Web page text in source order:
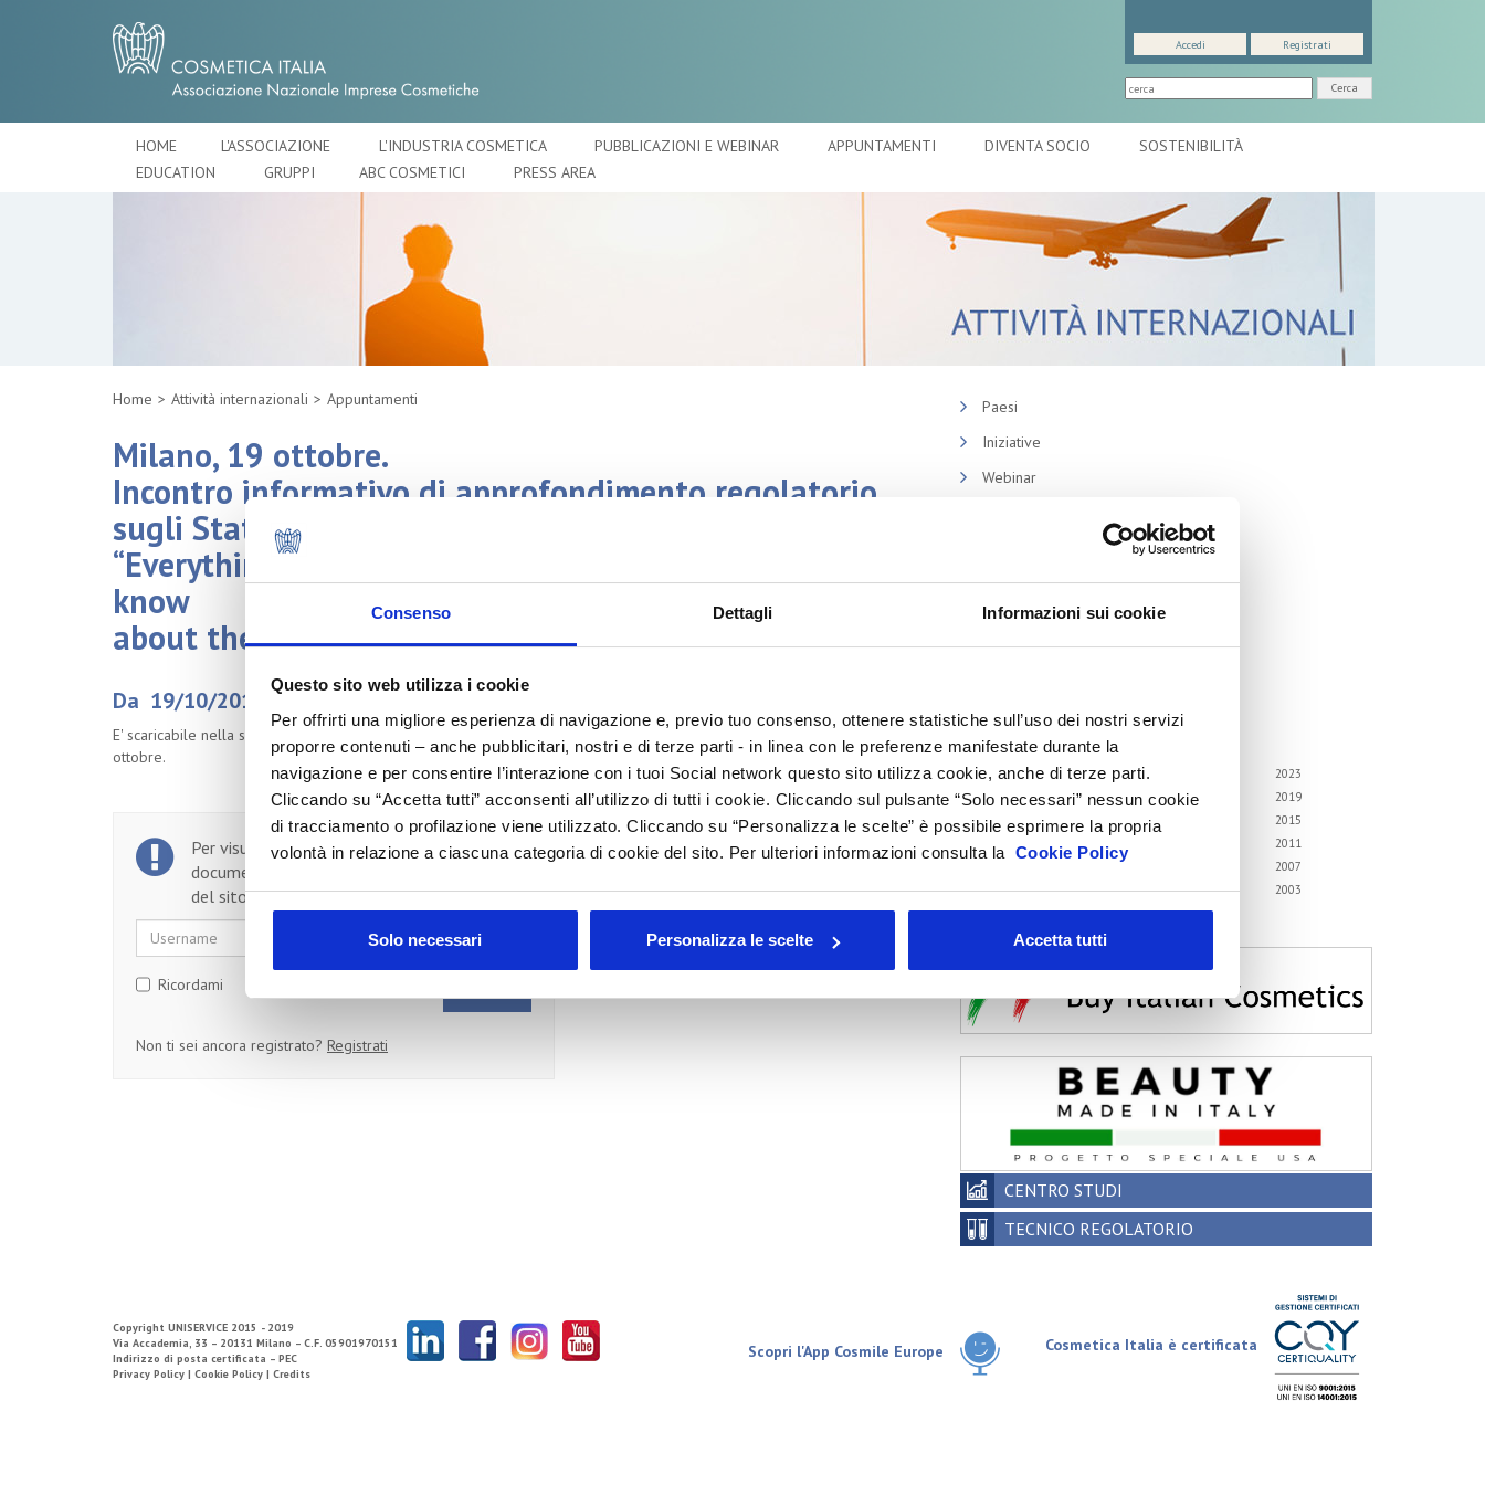
Consenso Dettagli Informazioni sui cookie
Questo sito web utilizza i cookie
Per offrirti una migliore esperienza di navigazione e, previo tuo consenso, ottenere statistiche sull’uso dei nostri servizi
proporre contenuti – anche pubblicitari, nostri e di terze parti - in linea con le preferenze manifestate durante la
navigazione e per consentire l’interazione con i tuoi Social network questo sito utilizza cookie, anche di terze parti.
Cliccando su “Accetta tutti” acconsenti all’utilizzo di tutti i cookie. Cliccando sul pulsante “Solo necessari” nessun cookie
di tracciamento o profilazione viene utilizzato. Cliccando su “Personalizza le scelte” è possibile esprimere la propria
volontà in relazione a ciascuna categoria di cookie del sito. Per ulteriori informazioni consulta la Cookie Policy
Solo necessari Personalizza le scelte Accetta tutti
Cerca
Accedi Registrati
HOME L'ASSOCIAZIONE L'INDUSTRIA COSMETICA PUBBLICAZIONI E WEBINAR APPUNTAMENTI DIVENTA SOCIO
SOSTENIBILITÀ
EDUCATION
GRUPPI ABC COSMETICI PRESS AREA
Home Attività internazionali Appuntamenti
Milano, 19 ottobre.
Incontro informativo di approfondimento regolatorio
sugli Stati Uniti:
“Everything the Cosmetic and OTC manufacturer needs to
know
about the US Market”
Da 19/10/2016 a 19/10/2016
E' scaricabile nella sezione Appuntamenti il materiale dell'incontro informativo che si è tenuto mercoledì 19
ottobre.
Per visualizzare il testo completo del
documento, devi essere un utente registrato
del sito.
Username Password
Ricordami
Non ti sei ancora registrato? Registrati
Paesi
Iniziative
Webinar
Memorandum of Understanding
Corsi di formazione
Contatti utili
FAQ
Tutti gli anni
2026 2025
2023
2022
2021 2020
2019
2018
2017
2015
2014
2013
2011
2007
2006
2005 2004
2003
2002
CENTRO STUDI
TECNICO REGOLATORIO
Copyright UNISERVICE 2015 - 2019
Via Accademia, 33 – 20131 Milano – C.F. 05901970151
Indirizzo di posta certificata – PEC
Privacy Policy | Cookie Policy | Credits
Cosmetica Italia è certificata
Scopri l'App Cosmile Europe